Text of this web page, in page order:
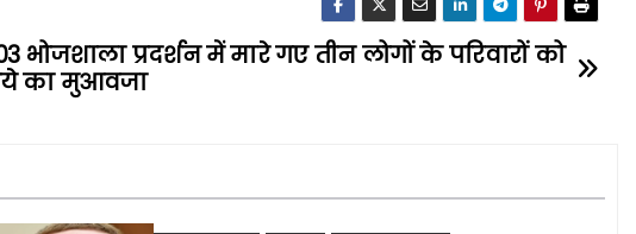
भोजशाला प्रदर्शन में मारे गए तीन लोगों के परिवारों को
का मुआवजा